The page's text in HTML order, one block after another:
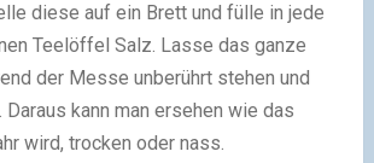
diese auf ein Brett und fülle in jede
Teelöffel Salz. Lasse das ganze
der Messe unberührt stehen und
Daraus kann man ersehen wie das
wird, trocken oder nass.